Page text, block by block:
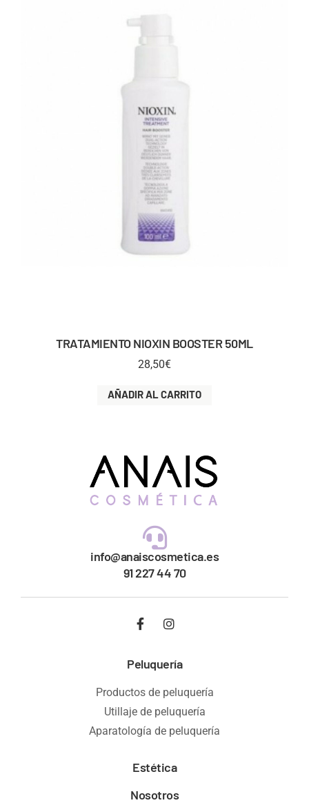
TRATAMIENTO NIOXIN BOOSTER 50ML
28,50€
AÑADIR AL CARRITO
info@anaiscosmetica.es
91 227 44 70
Peluquería
Productos de peluquería
Utillaje de peluquería
Aparatología de peluquería
Estética
Nosotros